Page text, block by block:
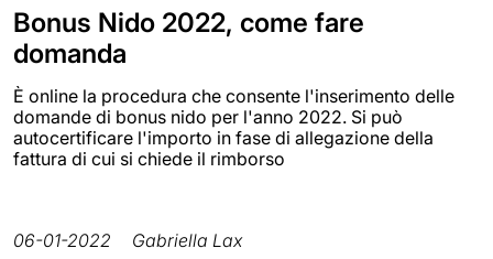
Bonus Nido 2022, come fare
domanda
È online la procedura che consente l'inserimento delle
domande di bonus nido per l'anno 2022. Si può
autocertificare l'importo in fase di allegazione della
fattura di cui si chiede il rimborso
06-01-2022 Gabriella Lax